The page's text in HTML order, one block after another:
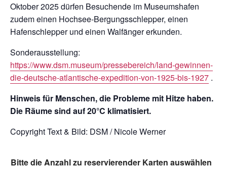
Oktober 2025 dürfen Besuchende im Museumshafen
zudem einen Hochsee-Bergungsschlepper, einen
Hafenschlepper und einen Walfänger erkunden.
Sonderausstellung:
https://www.dsm.museum/pressebereich/land-gewinnen-
die-deutsche-atlantische-expedition-von-1925-bis-1927 .
Hinweis für Menschen, die Probleme mit Hitze haben.
Die Räume sind auf 20°C klimatisiert.
Copyright Text & Bild: DSM / Nicole Werner
Bitte die Anzahl zu reservierender Karten auswählen